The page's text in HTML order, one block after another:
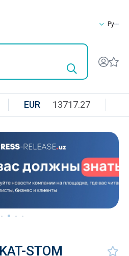
Ру
EUR 13717.27
STOM